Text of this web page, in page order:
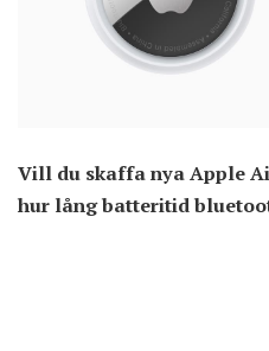
Vill du skaffa nya Apple
hur lång batteritid